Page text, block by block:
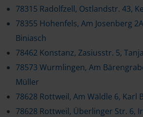
78315 Radolfzell, Ostlandstr. 43,
78355 Hohenfels, Am Josenberg
Biniasch
78462 Konstanz, Zasiusstr. 5,
78573 Wurmlingen, Am
Müller
78628 Rottweil, Am Wäldle 6, Karl
78628 Rottweil, Überlinger Str. 6,